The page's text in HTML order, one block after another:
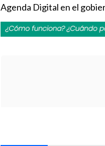
Agenda Digital en el